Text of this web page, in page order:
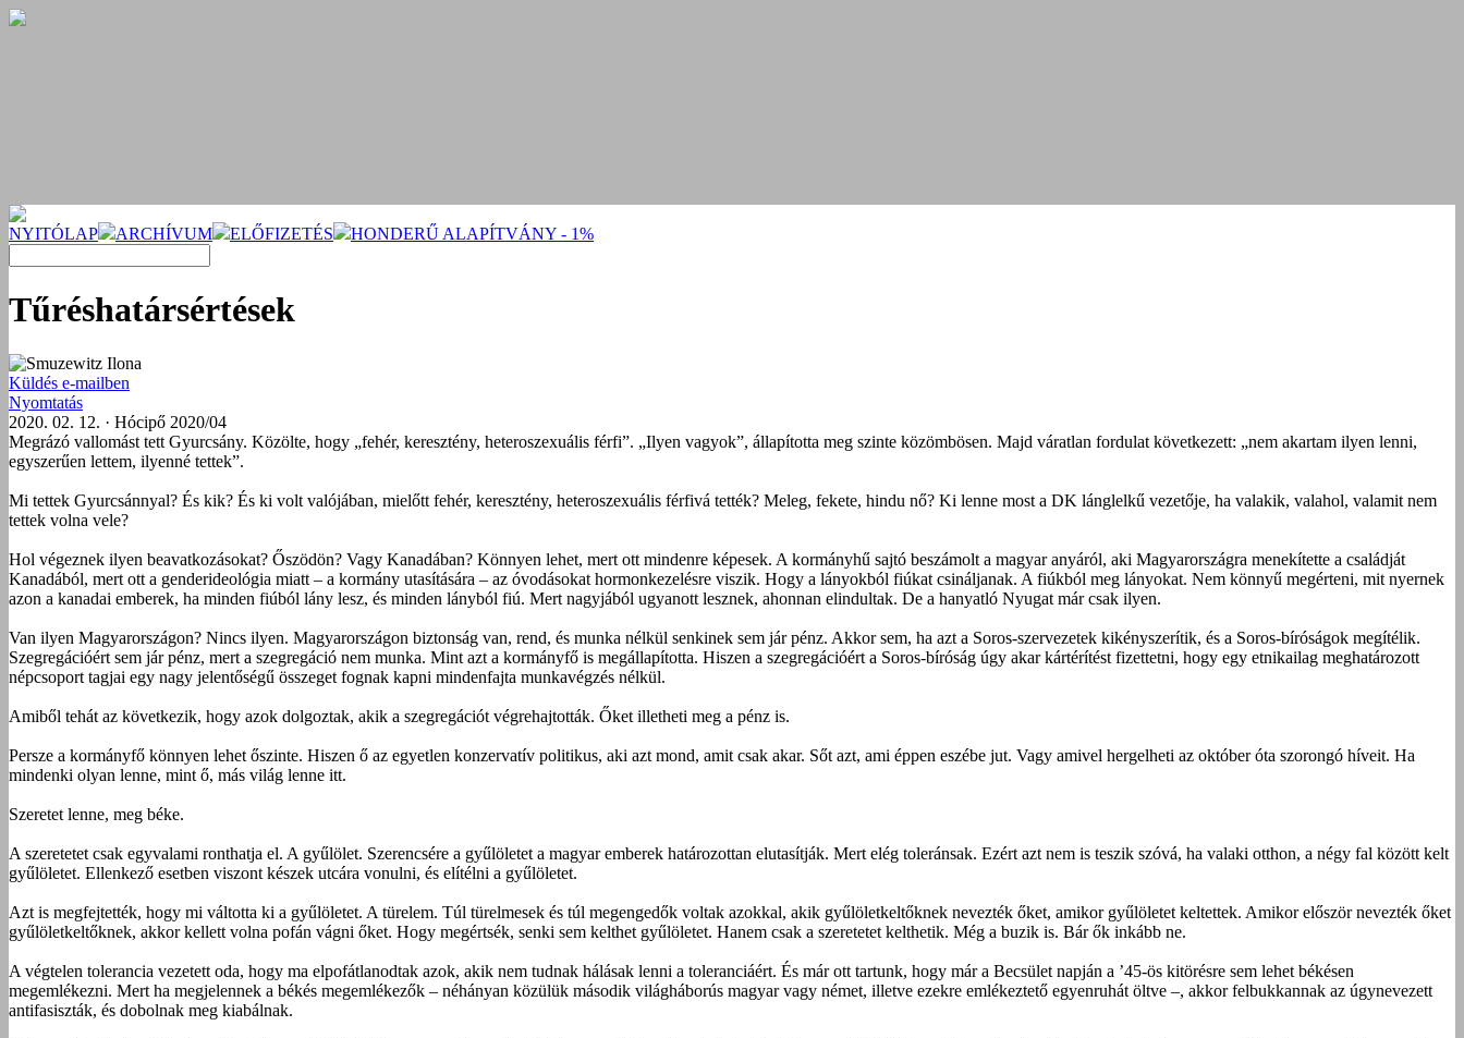
NYITÓLAP ARCHÍVUM ELŐFIZETÉS HONDERŰ ALAPÍTVÁNY - 1%
Tűréshatársértések
Smuzewitz Ilona
Küldés e-mailben
Nyomtatás
2020. 02. 12. · Hócipő 2020/04
Megrázó vallomást tett Gyurcsány. Közölte, hogy „fehér, keresztény, heteroszexuális férfi”. „Ilyen vagyok”, állapította meg szinte közömbösen. Majd váratlan fordulat következett: „nem akartam ilyen lenni,
egyszerűen lettem, ilyenné tettek”.
Mi tettek Gyurcsánnyal? És kik? És ki volt valójában, mielőtt fehér, keresztény, heteroszexuális férfivá tették? Meleg, fekete, hindu nő? Ki lenne most a DK lánglelkű vezetője, ha valakik, valahol, valamit nem
tettek volna vele?
Hol végeznek ilyen beavatkozásokat? Őszödön? Vagy Kanadában? Könnyen lehet, mert ott mindenre képesek. A kormányhű sajtó beszámolt a magyar anyáról, aki Magyarországra menekítette a családját
Kanadából, mert ott a genderideológia miatt – a kormány utasítására – az óvodásokat hormonkezelésre viszik. Hogy a lányokból fiúkat csináljanak. A fiúkból meg lányokat. Nem könnyű megérteni, mit nyernek
azon a kanadai emberek, ha minden fiúból lány lesz, és minden lányból fiú. Mert nagyjából ugyanott lesznek, ahonnan elindultak. De a hanyatló Nyugat már csak ilyen.
Van ilyen Magyarországon? Nincs ilyen. Magyarországon biztonság van, rend, és munka nélkül senkinek sem jár pénz. Akkor sem, ha azt a Soros-szervezetek kikényszerítik, és a Soros-bíróságok megítélik.
Szegregációért sem jár pénz, mert a szegregáció nem munka. Mint azt a kormányfő is megállapította. Hiszen a szegregációért a Soros-bíróság úgy akar kártérítést fizettetni, hogy egy etnikailag meghatározott
népcsoport tagjai egy nagy jelentőségű összeget fognak kapni mindenfajta munkavégzés nélkül.
Amiből tehát az következik, hogy azok dolgoztak, akik a szegregációt végrehajtották. Őket illetheti meg a pénz is.
Persze a kormányfő könnyen lehet őszinte. Hiszen ő az egyetlen konzervatív politikus, aki azt mond, amit csak akar. Sőt azt, ami éppen eszébe jut. Vagy amivel hergelheti az október óta szorongó híveit. Ha
mindenki olyan lenne, mint ő, más világ lenne itt.
Szeretet lenne, meg béke.
A szeretetet csak egyvalami ronthatja el. A gyűlölet. Szerencsére a gyűlöletet a magyar emberek határozottan elutasítják. Mert elég toleránsak. Ezért azt nem is teszik szóvá, ha valaki otthon, a négy fal között kelt
gyűlöletet. Ellenkező esetben viszont készek utcára vonulni, és elítélni a gyűlöletet.
Azt is megfejtették, hogy mi váltotta ki a gyűlöletet. A türelem. Túl türelmesek és túl megengedők voltak azokkal, akik gyűlöletkeltőknek nevezték őket, amikor gyűlöletet keltettek. Amikor először nevezték őket
gyűlöletkeltőknek, akkor kellett volna pofán vágni őket. Hogy megértsék, senki sem kelthet gyűlöletet. Hanem csak a szeretetet kelthetik. Még a buzik is. Bár ők inkább ne.
A végtelen tolerancia vezetett oda, hogy ma elpofátlanodtak azok, akik nem tudnak hálásak lenni a toleranciáért. És már ott tartunk, hogy már a Becsület napján a ’45-ös kitörésre sem lehet békésen
megemlékezni. Mert ha megjelennek a békés megemlékezők – néhányan közülük második világháborús magyar vagy német, illetve ezekre emlékeztető egyenruhát öltve –, akkor felbukkannak az úgynevezett
antifasiszták, és dobolnak meg kiabálnak.